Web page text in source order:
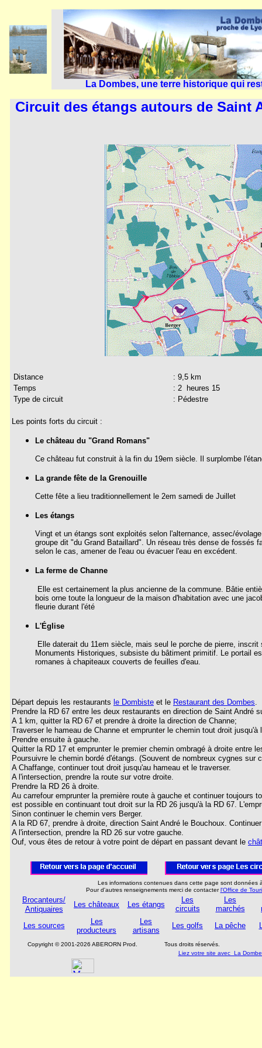
La Dombes, une terre historique qui
Circuit des étangs autours de Saint
Distance
: 9,5 km
Temps
: 2 heures 15
Type de circuit
: Pédestre
Les points forts du circuit :
Le château du "Grand Romans"
Ce château fut construit à la fin du 19em siècle. Il surplombe
La grande fête de la Grenouille
Cette fête a lieu traditionnellement le 2em samedi de Juillet
Les étangs
Vingt et un étangs sont exploités selon l'alternance, assec/
groupe dit "du Grand Bataillard". Un réseau très dense de fossés
selon le cas, amener de l'eau ou évacuer l'eau en excédent.
La ferme de Channe
Elle est certainement la plus ancienne de la commune. Bâtie
bois orne toute la longueur de la maison d'habitation avec une
fleurie durant l'été
L'Église
Elle daterait du 11em siècle, mais seul le porche de pierre,
Monuments Historiques, subsiste du bâtiment primitif. Le portail
romanes à chapiteaux couverts de feuilles d'eau.
Départ depuis les restaurants le Dombiste et le Restaurant des Dombes
Prendre la RD 67 entre les deux restaurants en direction de Saint André
A 1 km, quitter la RD 67 et prendre à droite la direction de Channe;
Traverser le hameau de Channe et emprunter le chemin tout droit jusqu'à
Prendre ensuite à gauche.
Quitter la RD 17 et emprunter le premier chemin ombragé à droite entre
Poursuivre le chemin bordé d'étangs. (Souvent de nombreux cygnes sur
A Chaffange, continuer tout droit jusqu'au hameau et le traverser.
A l'intersection, prendre la route sur votre droite.
Prendre la RD 26 à droite.
Au carrefour emprunter la première route à gauche et continuer toujours
est possible en continuant tout droit sur la RD 26 jusqu'à la RD 67.
Sinon continuer le chemin vers Berger.
A la RD 67, prendre à droite, direction Saint André le Bouchoux.
A l'intersection, prendre la RD 26 sur votre gauche.
Ouf, vous êtes de retour à votre point de départ en passant devant le
Les informations contenues dans cette page sont données
Pour d'autres renseignements merci de contacterl'Office de
Brocanteurs/
Antiquaires
Les châteaux Les étangs
Les
circuits
Les
marchés
Les sources
Les
producteurs
Les
artisans
Les golfs La pêche
Copyright © 2001-2026 ABERORN Prod.
Tous droits réservés.
Liez votre site avec La